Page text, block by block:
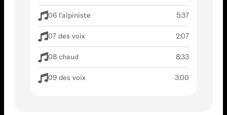
06 l'alpiniste 5:37
07 des voix 2:07
08 chaud 8:33
09 des voix 3:00